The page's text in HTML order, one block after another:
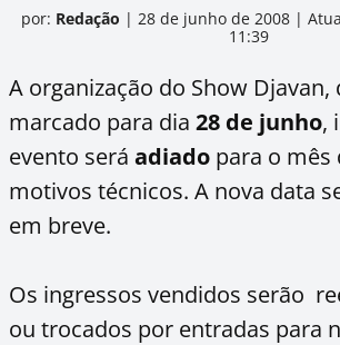
por: Redação | 28 de junho de 2008 |
11:39
A organização do Show Djavan,
marcado para dia 28 de junho,
evento será adiado para o mês
motivos técnicos. A nova data
em breve.
Os ingressos vendidos serão
ou trocados por entradas para